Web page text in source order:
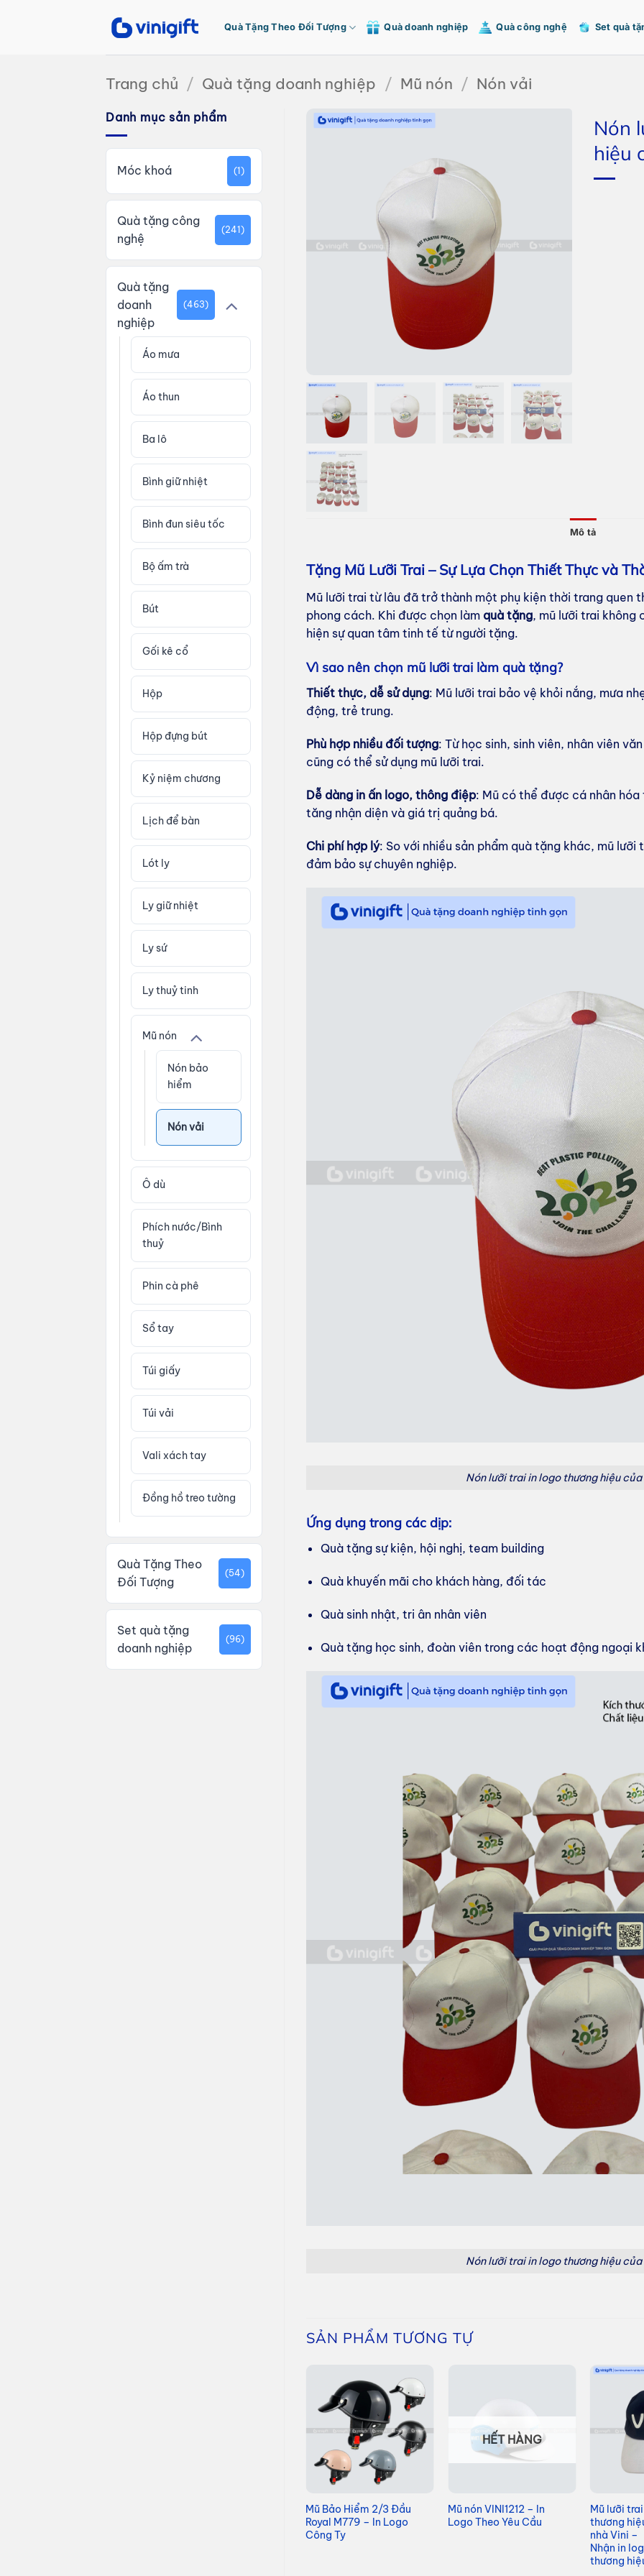
Quà Tặng Theo Đối Tượng Quà doanh nghiệp Quà công nghệ Set quà
Trang chủ / Quà tặng doanh nghiệp / Mũ nón / Nón vải
Danh mục sản phẩm
Móc khoá (1)
Quà tặng công
nghệ
(241)
Quà tặng
doanh
nghiệp
(463)
Áo mưa
Áo thun
Ba lô
Bình giữ nhiệt
Bình đun siêu tốc
Bộ ấm trà
Bút
Gối kê cổ
Hộp
Hộp đựng bút
Kỷ niệm chương
Lịch để bàn
Lót ly
Ly giữ nhiệt
Ly sứ
Ly thuỷ tinh
Mũ nón
Nón bảo
hiểm
Nón vải
Ô dù
Phích nước/Bình
thuỷ
Phin cà phê
Sổ tay
Túi giấy
Túi vải
Vali xách tay
Đồng hồ treo tường
Quà Tặng Theo
Đối Tượng
(54)
Set quà tặng
doanh nghiệp
(96)
Nón
hiệu
Mô tả
Tặng Mũ Lưỡi Trai – Sự Lựa Chọn Thiết Thực và
Mũ lưỡi trai từ lâu đã trở thành một phụ kiện thời trang quen
phong cách. Khi được chọn làm quà tặng, mũ lưỡi trai không
hiện sự quan tâm tinh tế từ người tặng.
Vì sao nên chọn mũ lưỡi trai làm quà tặng?
Thiết thực, dễ sử dụng: Mũ lưỡi trai bảo vệ khỏi nắng, mưa
động, trẻ trung.
Phù hợp nhiều đối tượng: Từ học sinh, sinh viên, nhân viên
cũng có thể sử dụng mũ lưỡi trai.
Dễ dàng in ấn logo, thông điệp: Mũ có thể được cá nhân
tăng nhận diện và giá trị quảng bá.
Chi phí hợp lý: So với nhiều sản phẩm quà tặng khác, mũ
đảm bảo sự chuyên nghiệp.
Nón lưỡi trai in logo thương hiệu
Ứng dụng trong các dịp:
Quà tặng sự kiện, hội nghị, team building
Quà khuyến mãi cho khách hàng, đối tác
Quà sinh nhật, tri ân nhân viên
Quà tặng học sinh, đoàn viên trong các hoạt động ngoại
Nón lưỡi trai in logo thương hiệu
SẢN PHẨM TƯƠNG TỰ
Mũ Bảo Hiểm 2/3 Đầu
Royal M779 – In Logo
Công Ty
HẾT HÀNG
Mũ nón VINI1212 – In
Logo Theo Yêu Cầu
Mũ lưỡi trai
thương
nhà Vini –
Nhận in
thương